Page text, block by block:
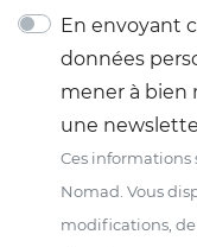
En envoyant
données
mener à bien
une
Ces informations
Nomad. Vous
modifications,